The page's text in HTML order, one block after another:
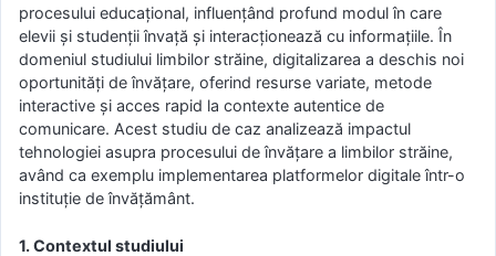
procesului educațional, influențând profund modul în care
elevii și studenții învață și interacționează cu informațiile. În
domeniul studiului limbilor străine, digitalizarea a deschis noi
oportunități de învățare, oferind resurse variate, metode
interactive și acces rapid la contexte autentice de
comunicare. Acest studiu de caz analizează impactul
tehnologiei asupra procesului de învățare a limbilor străine,
având ca exemplu implementarea platformelor digitale într-o
instituție de învățământ.
1. Contextul studiului